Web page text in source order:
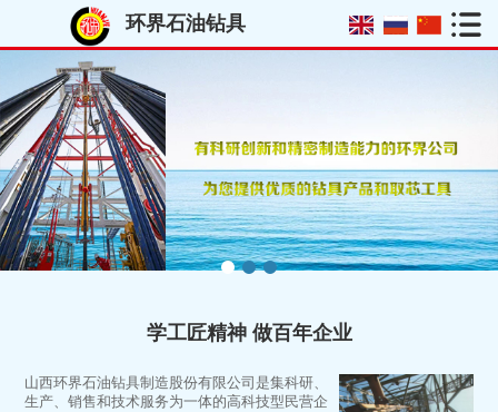
环界石油钻具
学工匠精神 做百年企业
山西环界石油钻具制造股份有限公司是集科研、
生产、销售和技术服务为一体的高科技型民营企